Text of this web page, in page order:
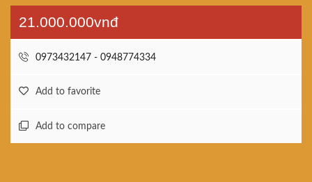
21.000.000vnđ
0973432147 - 0948774334
Add to favorite
Add to compare